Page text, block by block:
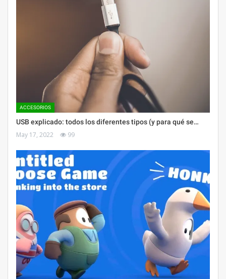
ACCESORIOS
USB explicado: todos los diferentes tipos (y para qué se…
May 17, 2022 99